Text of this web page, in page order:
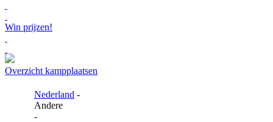
Win prijzen!
Overzicht kampplaatsen
Nederland -
Andere
-